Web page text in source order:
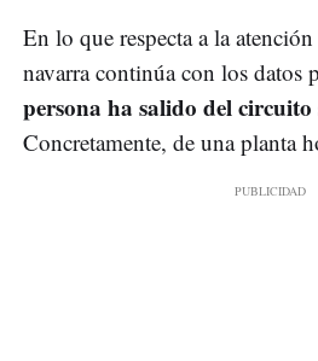
En lo que respecta a la
navarra continúa con los datos
persona ha salido del
Concretamente, de una planta